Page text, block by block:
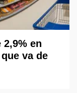
en
va de